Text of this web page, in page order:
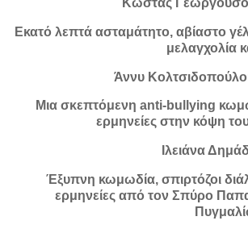
Εκατό λεπτά ασταμάτητο, αβίαστο
μελαγχολία
Άννυ
Μια σκεπτόμενη anti-bullying
ερμηνείες στην κόψη
Ιλειάνα
Έξυπνη κωμωδία, σπιρτόζοι
ερμηνείες από τον Σπύρο